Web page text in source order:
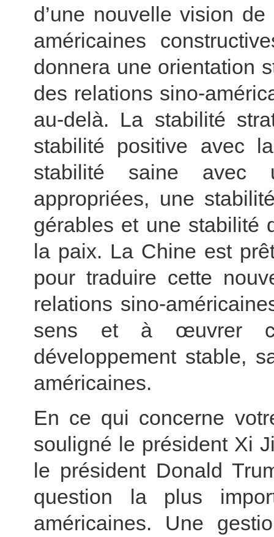
d’une nouvelle vision
américaines
donnera une orientation
des relations sino-
au-delà. La stabilité
stabilité positive avec
stabilité saine avec
appropriées, une
gérables et une stabilité
la paix. La Chine est
pour traduire cette
relations sino-
sens et à œuvrer
développement stable,
américaines.
En ce qui concerne
souligné le président Xi
le président Donald
question la plus
américaines. Une